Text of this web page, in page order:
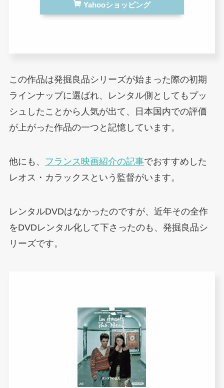
Yahooショッピング
この作品は発掘良品シリーズが始まった際の初期
ラインナップに選ばれ、レンタル側としてもプッ
シュしたことから人気が出て、日本国内での評価
が上がった作品の一つと記憶しています。
他にも、 フランス映画紹介の記事でおすすめした
レオス・カラックスという監督がいます。
レンタルDVDはなかったのですが、近年その全作
をDVDレンタル化して下さったのも、発掘良品シ
リーズです。